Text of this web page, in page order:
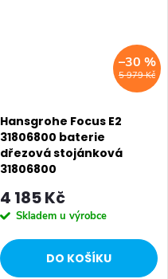
5 979 Kč
–30 %
Hansgrohe Focus E2
31806800 baterie
dřezová stojánková
31806800
4 185 Kč
Skladem u výrobce
DO KOŠÍKU